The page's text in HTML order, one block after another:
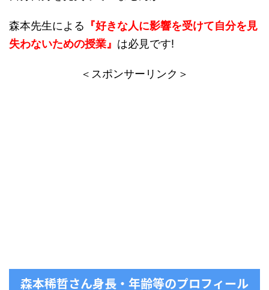
森本先生による 『好きな人に影響を受けて自分を見
失わないための授業』 は必見です!
＜スポンサーリンク＞
森本稀哲さん身長・年齢等のプロフィール